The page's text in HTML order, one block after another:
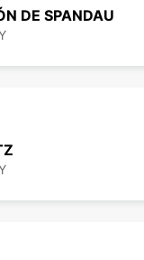
DE SPANDAU